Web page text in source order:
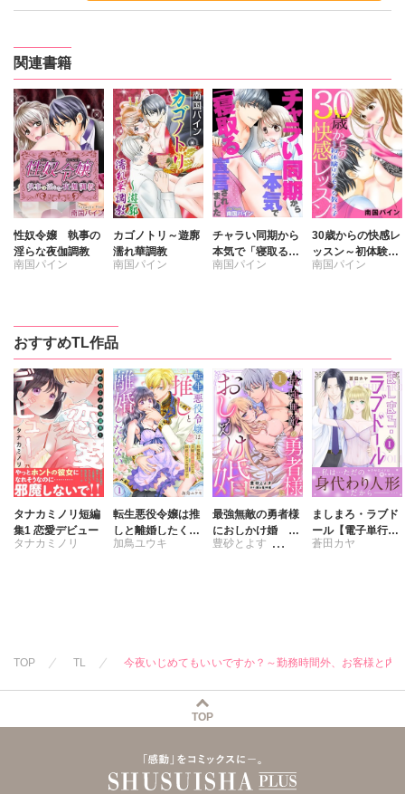
関連書籍
性奴令嬢 執事の
淫らな夜伽調教
南国パイン
カゴノトリ～遊廓
濡れ華調教
南国パイン
チャラい同期から
本気で「寝取る」
宣言されました
南国パイン
30歳からの快感レ
ッスン～初体験は
ケモノな教え子
南国パイン
おすすめTL作品
タナカミノリ短編
集1 恋愛デビュー
タナカミノリ
転生悪役令嬢は推
しと離婚したくな
い 旦那様は夫婦
加鳥ユウキ
最強無敵の勇者様
におしかけ婚 義
実家に搾取されて
豊砂とよす
ましまろ・ラブド
ール【電子単行本
版】I
蒼田カヤ
TOP TL 今夜いじめてもいいですか？～勤務時間外、お客様と内
TOP